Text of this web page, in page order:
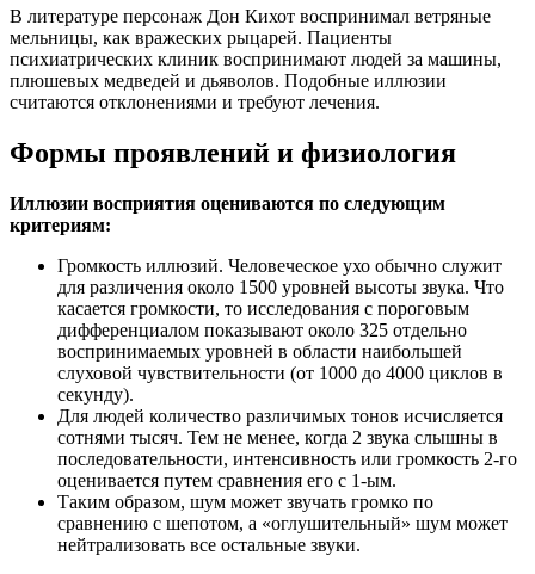
В литературе персонаж Дон Кихот воспринимал ветряные
мельницы, как вражеских рыцарей. Пациенты
психиатрических клиник воспринимают людей за машины,
плюшевых медведей и дьяволов. Подобные иллюзии
считаются отклонениями и требуют лечения.
Формы проявлений и физиология
Иллюзии восприятия оцениваются по следующим
критериям:
Громкость иллюзий. Человеческое ухо обычно служит
для различения около 1500 уровней высоты звука. Что
касается громкости, то исследования с пороговым
дифференциалом показывают около 325 отдельно
воспринимаемых уровней в области наибольшей
слуховой чувствительности (от 1000 до 4000 циклов в
секунду).
Для людей количество различимых тонов исчисляется
сотнями тысяч. Тем не менее, когда 2 звука слышны в
последовательности, интенсивность или громкость 2-го
оценивается путем сравнения его с 1-ым.
Таким образом, шум может звучать громко по
сравнению с шепотом, а «оглушительный» шум может
нейтрализовать все остальные звуки.